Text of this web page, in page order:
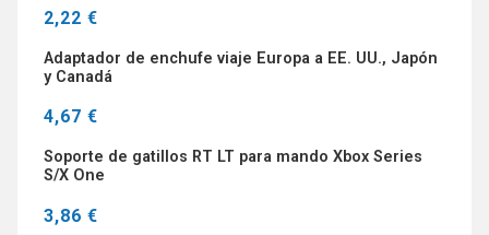
2,22 €
Adaptador de enchufe viaje Europa a EE. UU., Japón
y Canadá
4,67 €
Soporte de gatillos RT LT para mando Xbox Series
S/X One
3,86 €